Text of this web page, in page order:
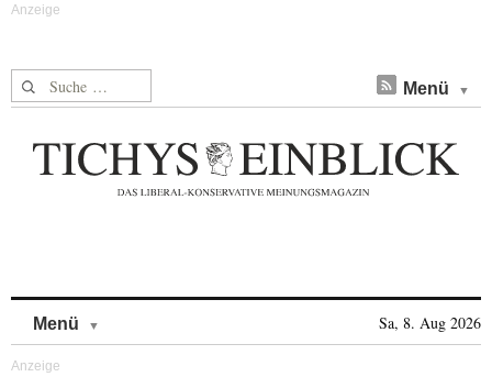
Suche nach: Menü
Menü Sa, 8. Aug 2026